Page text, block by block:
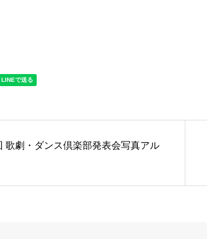
歌劇・ダンス倶楽部発表会写真アル